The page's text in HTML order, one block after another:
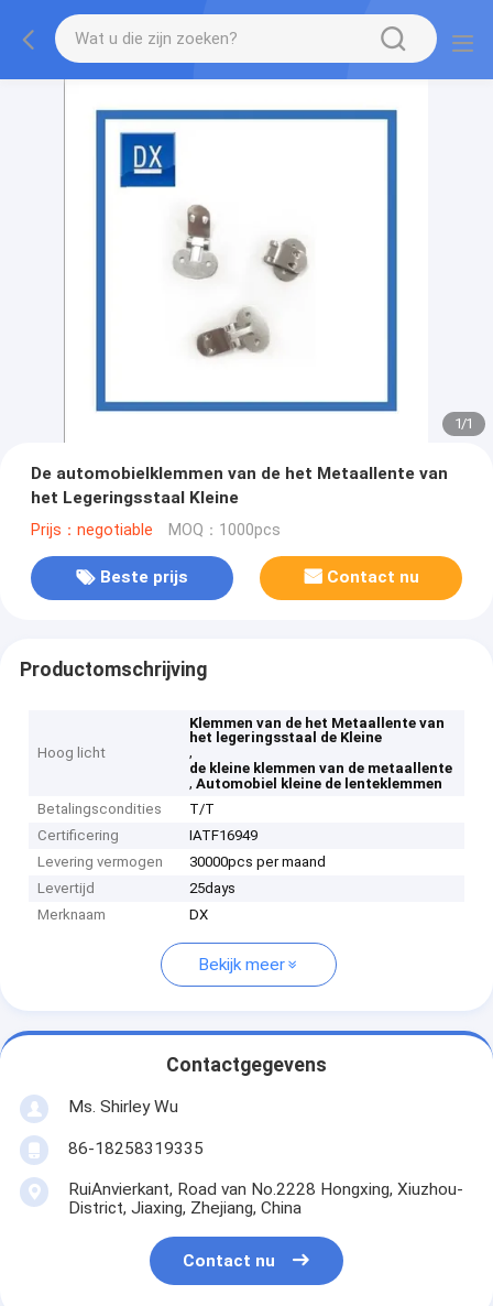
1/1
De automobielklemmen van de het Metaallente van
het Legeringsstaal Kleine
Prijs：negotiable MOQ：1000pcs
Beste prijs Contact nu
Productomschrijving
Hoog licht
Klemmen van de het Metaallente van
het legeringsstaal de Kleine
,
de kleine klemmen van de metaallente
,Automobiel kleine de lenteklemmen
Betalingscondities
T/T
Certificering
IATF16949
Levering vermogen
30000pcs per maand
Levertijd
25days
Merknaam
DX
Bekijk meer
Contactgegevens
Ms. Shirley Wu
86-18258319335
RuiAnvierkant, Road van No.2228 Hongxing, Xiuzhou-
District, Jiaxing, Zhejiang, China
Contact nu